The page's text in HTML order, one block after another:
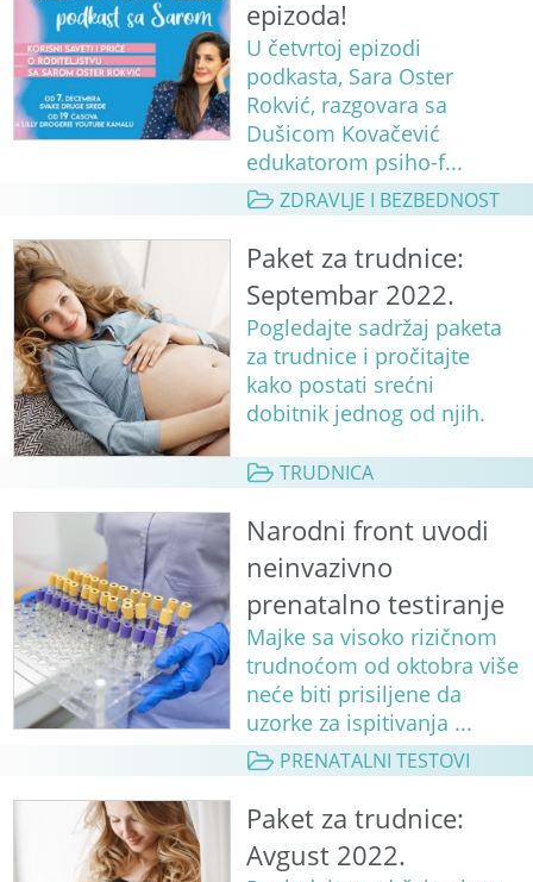
epizoda!
U četvrtoj epizodi
podkasta, Sara Oster
Rokvić, razgovara sa
Dušicom Kovačević
edukatorom psiho-f...
ZDRAVLJE I BEZBEDNOST
Paket za trudnice:
Septembar 2022.
Pogledajte sadržaj paketa
za trudnice i pročitajte
kako postati srećni
dobitnik jednog od njih.
TRUDNICA
Narodni front uvodi
neinvazivno
prenatalno testiranje
Majke sa visoko rizičnom
trudnoćom od oktobra više
neće biti prisiljene da
uzorke za ispitivanja ...
PRENATALNI TESTOVI
Paket za trudnice:
Avgust 2022.